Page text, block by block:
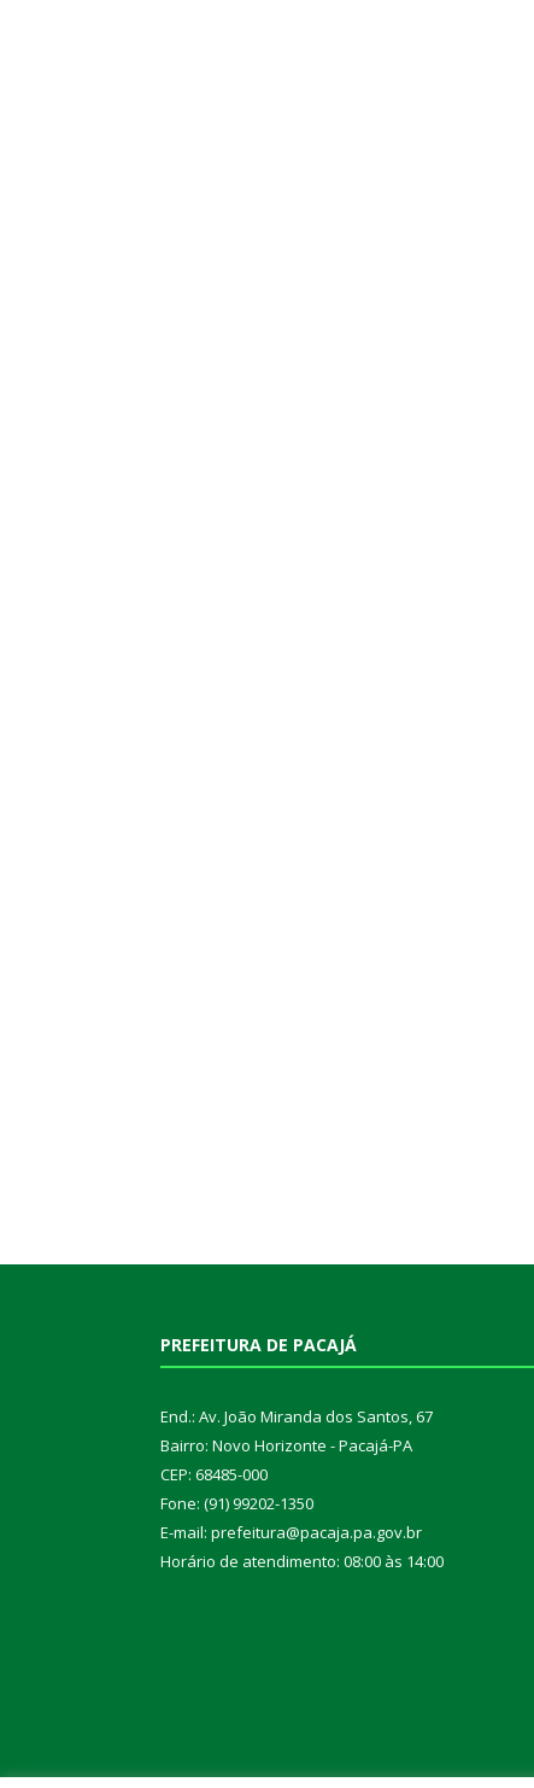
PREFEITURA DE PACAJÁ
End.: Av. João Miranda dos Santos, 67
Bairro: Novo Horizonte - Pacajá-PA
CEP: 68485-000
Fone: (91) 99202-1350
E-mail: prefeitura@pacaja.pa.gov.br
Horário de atendimento: 08:00 às 14:00